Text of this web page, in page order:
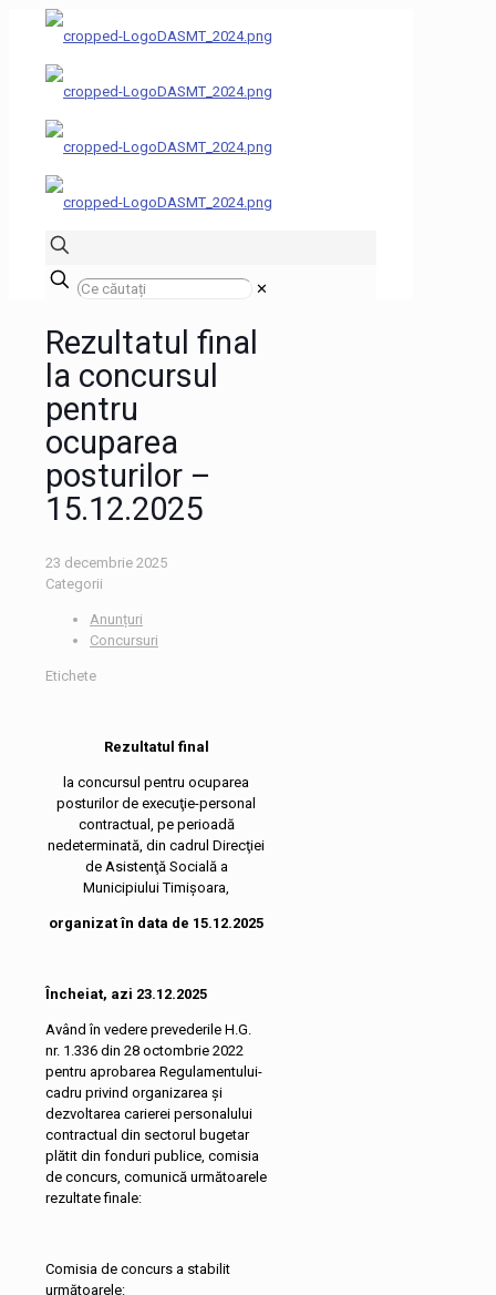
✕
Rezultatul final
la concursul
pentru
ocuparea
posturilor –
15.12.2025
23 decembrie 2025
Categorii
Anunțuri
Concursuri
Etichete
Rezultatul final
la concursul pentru ocuparea
posturilor de execuţie-personal
contractual, pe perioadă
nedeterminată, din cadrul Direcţiei
de Asistenţă Socială a
Municipiului Timişoara,
organizat în data de 15.12.2025
Încheiat, azi 23.12.2025
Având în vedere prevederile H.G.
nr. 1.336 din 28 octombrie 2022
pentru aprobarea Regulamentului-
cadru privind organizarea şi
dezvoltarea carierei personalului
contractual din sectorul bugetar
plătit din fonduri publice, comisia
de concurs, comunică următoarele
rezultate finale:
Comisia de concurs a stabilit
următoarele: